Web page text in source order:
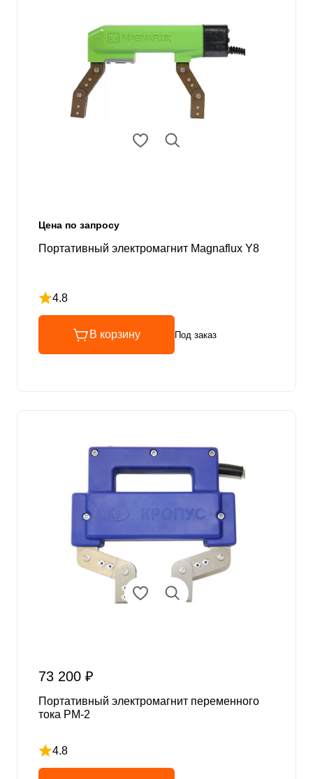
Цена по запросу
Портативный электромагнит Magnaflux Y8
4.8
Рейтинг 4.8 из 5
В корзину Под заказ
73 200 ₽
Портативный электромагнит переменного
тока PM-2
4.8
Рейтинг 4.8 из 5